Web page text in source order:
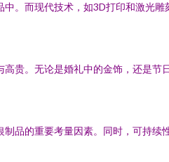
。而现代技术，如3D打印和激光
贵。无论是婚礼中的金饰，还是节
品的重要考量因素。同时，可持续